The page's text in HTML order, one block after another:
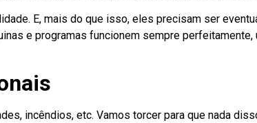
E, mais do que isso, eles precisam ser
e programas funcionem sempre perfeitamente,
incêndios, etc. Vamos torcer para que nada